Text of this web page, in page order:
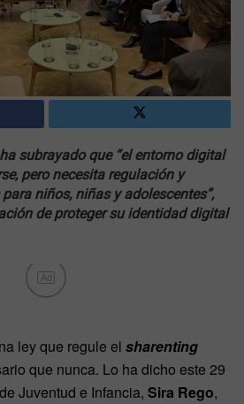
subrayado que “el entorno digital
pero necesita regulación y
niños, niñas y adolescentes”,
de proteger su identidad digital
Ad
ley que regule el sharenting
que nunca. Lo ha dicho este 29
Juventud e Infancia, Sira Rego,